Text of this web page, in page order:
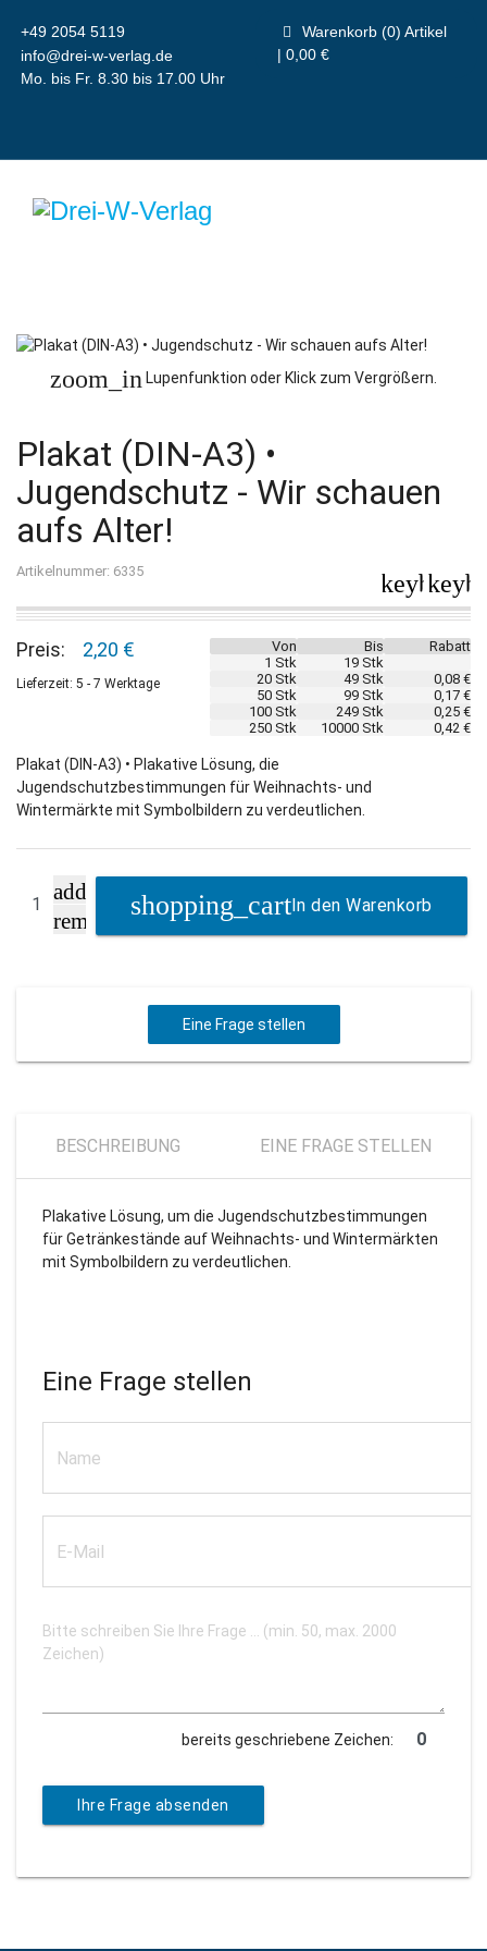
+49 2054 5119
info@drei-w-verlag.de
Mo. bis Fr. 8.30 bis 17.00 Uhr
Warenkorb (0) Artikel
| 0,00 €
zoom_in Lupenfunktion oder Klick zum Vergrößern.
Plakat (DIN-A3) •
Jugendschutz - Wir schauen
aufs Alter!
Artikelnummer: 6335
Von Bis
Rabatt
1 Stk
19 Stk
20 Stk
49 Stk
0,08 €
50 Stk
99 Stk
0,17 €
100 Stk
249 Stk
0,25 €
250 Stk
10000 Stk 0,42 €
Preis: 2,20 €
Lieferzeit: 5 - 7 Werktage
Plakat (DIN-A3) • Plakative Lösung, die
Jugendschutzbestimmungen für Weihnachts- und
Wintermärkte mit Symbolbildern zu verdeutlichen.
add
remove
In den Warenkorb
Eine Frage stellen
BESCHREIBUNG EINE FRAGE STELLEN
Plakative Lösung, um die Jugendschutzbestimmungen
für Getränkestände auf Weihnachts- und Wintermärkten
mit Symbolbildern zu verdeutlichen.
Eine Frage stellen
bereits geschriebene Zeichen:
Ihre Frage absenden